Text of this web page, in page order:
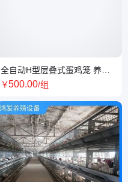
全自动H型层叠式蛋鸡笼 养殖
场专用蛋鸭笼养殖设备
￥500.00/组